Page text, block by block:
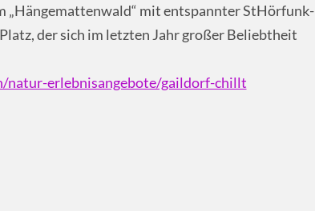
„Hängemattenwald“ mit entspannter StHörfunk-
der sich im letzten Jahr großer Beliebtheit
erlebnisangebote/gaildorf-chillt